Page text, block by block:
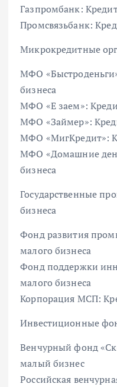
Газпромбанк:
Промсвязьбанк:
Микрокредитные
МФО
бизнеса
МФО «Е заем»:
МФО «Займер»:
МФО «МигКредит»:
МФО «Домашние
бизнеса
Государственные
бизнеса
Фонд развития
малого бизнеса
Фонд поддержки
малого бизнеса
Корпорация МСП:
Инвестиционные
Венчурный фонд
малый бизнес
Российская